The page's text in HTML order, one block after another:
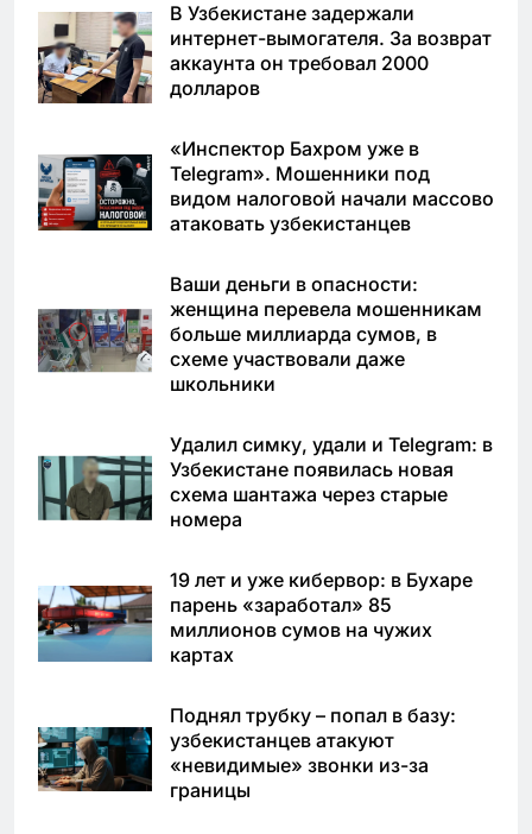
В Узбекистане задержали
интернет-вымогателя. За возврат
аккаунта он требовал 2000
долларов
«Инспектор Бахром уже в
Telegram». Мошенники под
видом налоговой начали массово
атаковать узбекистанцев
Ваши деньги в опасности:
женщина перевела мошенникам
больше миллиарда сумов, в
схеме участвовали даже
школьники
Удалил симку, удали и Telegram: в
Узбекистане появилась новая
схема шантажа через старые
номера
19 лет и уже кибервор: в Бухаре
парень «заработал» 85
миллионов сумов на чужих
картах
Поднял трубку – попал в базу:
узбекистанцев атакуют
«невидимые» звонки из-за
границы